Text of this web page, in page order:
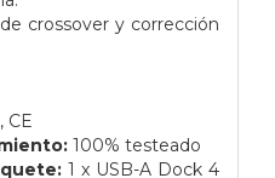
crossover y corrección
CE
100% testeado
1 x USB-A Dock 4